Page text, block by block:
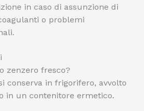
in caso di assunzione di
o problemi
zenzero fresco?
conserva in frigorifero, avvolto
in un contenitore ermetico.